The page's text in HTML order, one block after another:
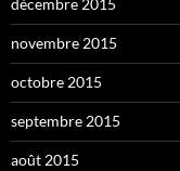
décembre 2015
novembre 2015
octobre 2015
septembre 2015
août 2015